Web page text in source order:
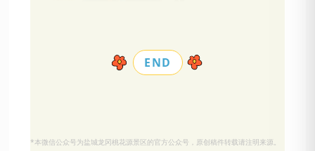
END
*本微信公众号为盐城龙冈桃花源景区的官方公众号，原创稿件转载请注明来源。